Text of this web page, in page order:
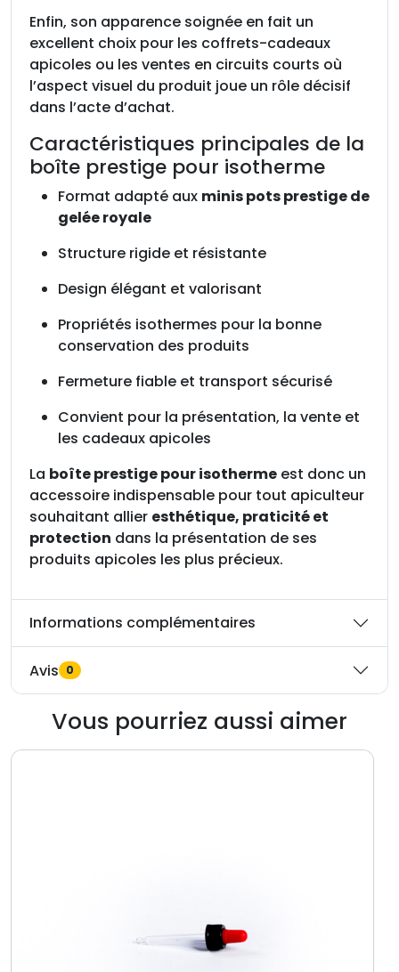
Enfin, son apparence soignée en fait un
excellent choix pour les coffrets-cadeaux
apicoles ou les ventes en circuits courts où
l’aspect visuel du produit joue un rôle décisif
dans l’acte d’achat.
Caractéristiques principales de la
boîte prestige pour isotherme
Format adapté aux minis pots prestige de
gelée royale
Structure rigide et résistante
Design élégant et valorisant
Propriétés isothermes pour la bonne
conservation des produits
Fermeture fiable et transport sécurisé
Convient pour la présentation, la vente et
les cadeaux apicoles
La boîte prestige pour isotherme est donc un
accessoire indispensable pour tout apiculteur
souhaitant allier esthétique, praticité et
protection dans la présentation de ses
produits apicoles les plus précieux.
Informations complémentaires
Avis 0
Vous pourriez aussi aimer